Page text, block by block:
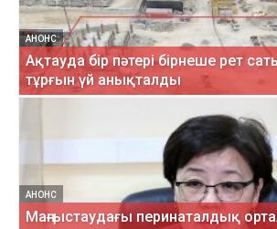
АНОНС
Ақтауда бір пәтері бірнеше рет
тұрғын үй анықталды
АНОНС
Маңғыстаудағы перинаталдық